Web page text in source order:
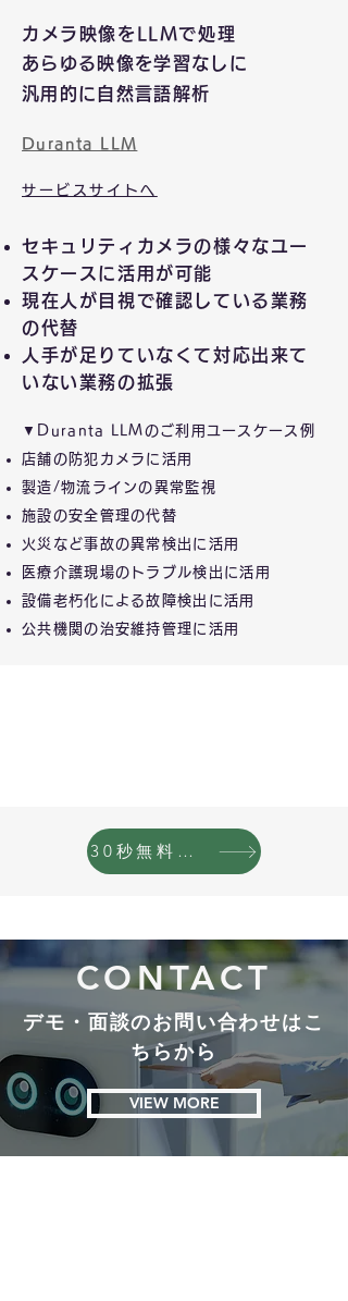
カメラ映像をLLMで処理
あらゆる映像を学習なしに
汎用的に自然言語解析
Duranta LLM
サービスサイトへ
セキュリティカメラの様々なユー
スケースに活用が可能
現在人が目視で確認している業務
の代替
人手が足りていなくて対応出来て
いない業務の拡張
▼Duranta LLMのご利用ユースケース例
店舗の防犯カメラに活用
製造/物流ラインの異常監視
施設の安全管理の代替
火災など事故の異常検出に活用
医療介護現場のトラブル検出に活用
設備老朽化による故障検出に活用
公共機関の治安維持管理に活用
30秒無料お問い合わせ
CONTACT
デモ・面談のお問い合わせはこ
ちらから
VIEW MORE